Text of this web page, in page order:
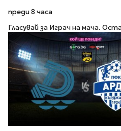
преди 8 часа
Гласувай за Играч на мача.